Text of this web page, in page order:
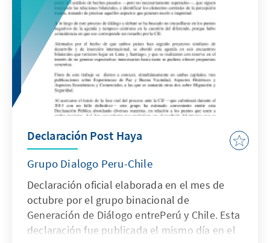
Declaración Post Haya
Grupo Dialogo Peru-Chile
Declaración oficial elaborada en el mes de
octubre por el grupo binacional de
Generación de Diálogo entrePerú y Chile. Esta
declaración fue publicada el mismo día en el